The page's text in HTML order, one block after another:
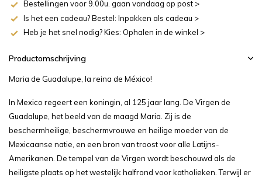
Bestellingen voor 9.00u. gaan vandaag op post >
Is het een cadeau? Bestel: Inpakken als cadeau >
Heb je het snel nodig? Kies: Ophalen in de winkel >
Productomschrijving
Maria de Guadalupe, la reina de México!
In Mexico regeert een koningin, al 125 jaar lang. De Virgen de
Guadalupe, het beeld van de maagd Maria. Zij is de
beschermheilige, beschermvrouwe en heilige moeder van de
Mexicaanse natie, en een bron van troost voor alle Latijns-
Amerikanen. De tempel van de Virgen wordt beschouwd als de
heiligste plaats op het westelijk halfrond voor katholieken. Terwijl er